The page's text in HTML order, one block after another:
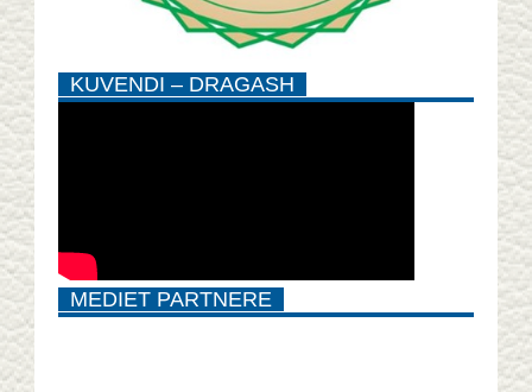
KUVENDI – DRAGASH
MEDIET PARTNERE